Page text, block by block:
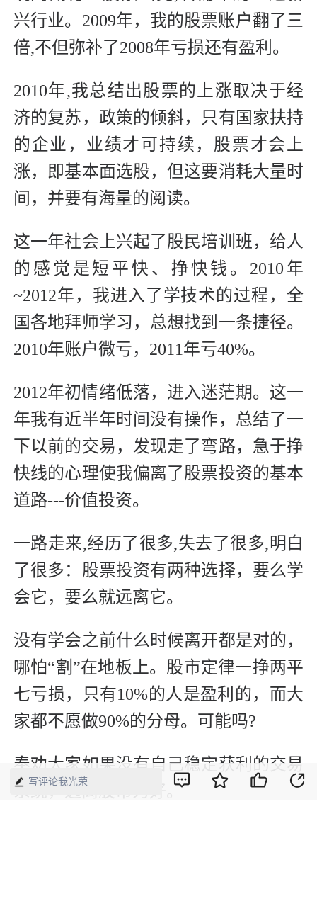
兴行业。2009年，我的股票账户翻了三
倍,不但弥补了2008年亏损还有盈利。
2010年,我总结出股票的上涨取决于经
济的复苏，政策的倾斜，只有国家扶持
的企业，业绩才可持续，股票才会上
涨，即基本面选股，但这要消耗大量时
间，并要有海量的阅读。
这一年社会上兴起了股民培训班，给人
的感觉是短平快、挣快钱。2010年
~2012年，我进入了学技术的过程，全
国各地拜师学习，总想找到一条捷径。
2010年账户微亏，2011年亏40%。
2012年初情绪低落，进入迷茫期。这一
年我有近半年时间没有操作，总结了一
下以前的交易，发现走了弯路，急于挣
快线的心理使我偏离了股票投资的基本
道路---价值投资。
一路走来,经历了很多,失去了很多,明白
了很多：股票投资有两种选择，要么学
会它，要么就远离它。
没有学会之前什么时候离开都是对的，
哪怕“割”在地板上。股市定律一挣两平
七亏损，只有10%的人是盈利的，而大
家都不愿做90%的分母。可能吗?
奉劝大家如果没有自己稳定获利的交易
系统，远离股市为好。
写评论我光荣